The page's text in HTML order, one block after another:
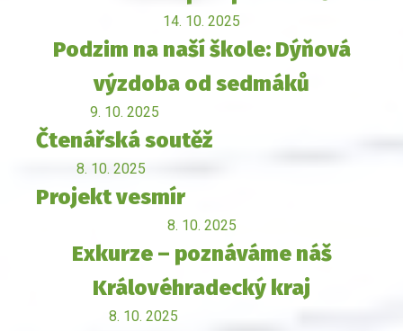
14. 10. 2025
Podzim na naší škole: Dýňová
výzdoba od sedmáků
9. 10. 2025
Čtenářská soutěž
8. 10. 2025
Projekt vesmír
8. 10. 2025
Exkurze – poznáváme náš
Královéhradecký kraj
8. 10. 2025